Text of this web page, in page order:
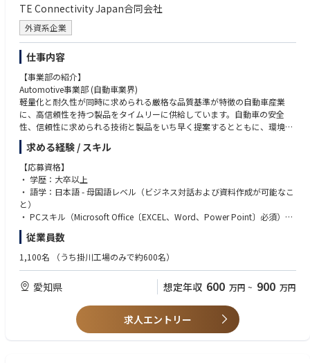
TE Connectivity Japan合同会社
外資系企業
仕事内容
【事業部の紹介】
Automotive事業部 (自動車業界)
軽量化と耐久性が同時に求められる厳格な品質基準が特徴の自動車産業
に、高信頼性を持つ製品をタイムリーに供給しています。自動車の安全
性、信頼性に求められる技術と製品をいち早く提案するとともに、環境に
配慮した人と地球に優しいモノづくりも実現させています。一人のため
に、そして世界中のすべての人たちのために、進化を続ける自動車の安
全、快適、エコロジーをサポートしています。
【メッセージ】
“接続（Connectivity）”ということがあらゆる分野で重要性を増していま
す。 自動車の分野においても、多様な機器の間を電気的に接続し、様々な
の飛躍的な進歩が進もうとしています。 このような接続技術の中心的役割
を担う電子部品として、我々の主力製品である“コネクタ”があります。 高
速伝送、大電力伝送、小型高密度化など、その進化は止まりません。
日本に最も早くから定着し、電子機器の接続の発展を支えてきた世界有数
の接続技術メーカーであるタイコエレクトロニクスジャパン合同会社にお
のご応募をお待ちしています。
求める経験 / スキル
【応募資格】
・ 学歴：大卒以上
・ 語学：日本語 - 母国語レベル（ビジネス対話および資料作成が可能なこ
と）
・ PCスキル（Microsoft Office〔EXCEL、Word、Power Point〕必須）
・ 普通自動車運転免許（顧客訪問及び通勤の用途としてリースカーが貸与
されます）
<必須条件>
・自動車業界でBtoBの営業経験をお持ちの方
・ 業界を問わずコネクタの営業経験がある方
従業員数
1,100名 （うち掛川工場のみで約600名）
愛知県 想定年収 600 万円 ~ 900 万円
求人エントリー